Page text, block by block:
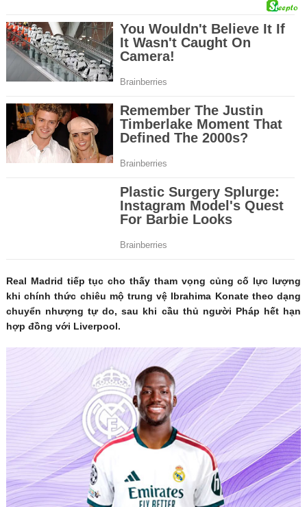
Real Madrid tiếp tục cho thấy tham vọng củng cố lực lượng
khi chính thức chiêu mộ trung vệ Ibrahima Konate theo dạng
chuyển nhượng tự do, sau khi cầu thủ người Pháp hết hạn
hợp đồng với Liverpool.